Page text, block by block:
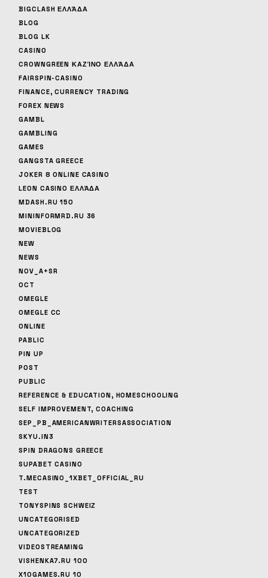
BIGCLASH ΕΛΛΆΔΑ
BLOG
BLOG LK
CASINO
CROWNGREEN ΚΑΖΊΝΟ ΕΛΛΆΔΑ
FAIRSPIN-CASINO
FINANCE, CURRENCY TRADING
FOREX NEWS
GAMBL
GAMBLING
GAMES
GANGSTA GREECE
JOKER 8 ONLINE CASINO
LEON CASINO ΕΛΛΆΔΑ
MDASH.RU 150
MININFORMRD.RU 36
MOVIEBLOG
NEW
NEWS
NOV_A+SR
OCT
OMEGLE
OMEGLE CC
ONLINE
PABLIC
PIN UP
POST
PUBLIC
REFERENCE & EDUCATION, HOMESCHOOLING
SELF IMPROVEMENT, COACHING
SEP_PB_AMERICANWRITERSASSOCIATION
SKYU.IN3
SPIN DRAGONS GREECE
SUPABET CASINO
T.MECASINO_1XBET_OFFICIAL_RU
TEST
TONYSPINS SCHWEIZ
UNCATEGORISED
UNCATEGORIZED
VIDEOSTREAMING
VISHENKA7.RU 100
X10GAMES.RU 10